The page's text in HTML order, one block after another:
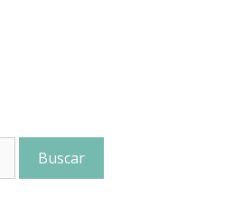
Buscar